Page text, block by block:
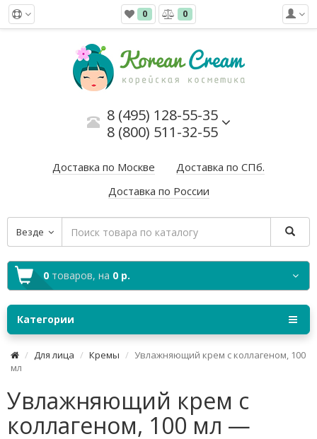
0 0
8 (495) 128-55-35
8 (800) 511-32-55
Доставка по Москве
Доставка по СПб.
Доставка по России
Везде
0 товаров, на 0 р.
Категории
Для лица Кремы
Увлажняющий крем с коллагеном, 100
мл
Увлажняющий крем с
коллагеном, 100 мл —